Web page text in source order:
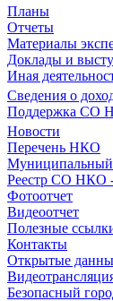
Планы
Отчеты
Материалы
Доклады и
Иная
Сведения о
Поддержка СО
Новости
Перечень НКО
Муниципальный
Реестр СО НКО -
Фотоотчет
Видеоотчет
Полезные
Контакты
Открытые
Безопасный